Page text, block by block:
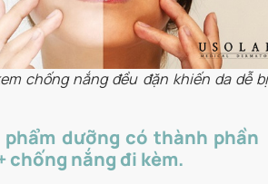
chống nắng đều đặn khiến da dễ
dưỡng có thành phần
chống nắng đi kèm.